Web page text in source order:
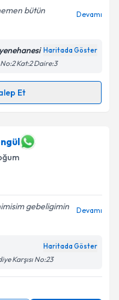
bütün
Devamı
Haritada Göster
Kat:2 Daire:3
Et
için randevu takvimi
randevu almanız
e-posta ile
ilişkinAydınlatma
ediyorum.
gebeligimin
Devamı
Haritada Göster
Karşısı No:23